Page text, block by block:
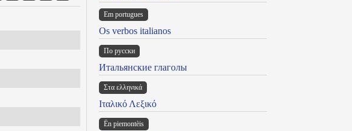
Em portugues
Os verbos italianos
По русски
Итальянские глаголы
Στα ελληνικά
Ιταλικό Λεξικό
Ën piemontèis